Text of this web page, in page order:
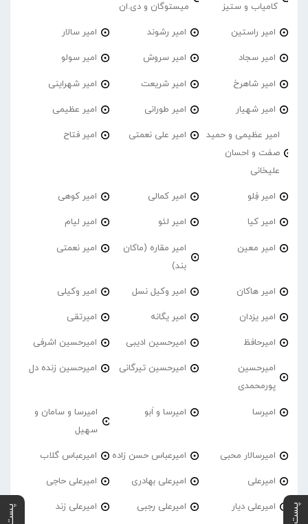
کامیاب و ستیز
میستوگان و دی.ان
امیر راستین امیر رشوند امیر سالار
امیر سجاد امیر سروش امیر سولو
امیر شاهرخ امیر شریعت امیر شهراینی
امیر شهیار امیر طورانی امیر عظیمی
امیر عظیمی و حمید
صفت و احسان
علیخانی
امیر علی نعمتی امیر فتاح
امیر فِلو امیر کمالی امیر کوهی
امیر کیا امیر لئو امیر لیام
امیر معین
امیر مقاره (ماکان
بند)
امیر نعمتی
امیر هاکان امیر وکیل نسل امیر وکیلی
امیر یزدان امیر یگانه امیرتقی
امیرحافظ امیرحسین ادیبی امیرحسین اشرفی
امیرحسین
پورمحمدی
امیرحسین تیرگانی امیرحسین زنده دل
امیرسا امیرسا و اَبو
امیرسا و سامان و
سهیل
امیرسالار محبی امیرعباس حسن زاده امیرعباس گلاب
امیرعلی امیرعلی بهادری امیرعلی حاجی
امیرعلی دیار امیرعلی رجبی امیرعلی زند